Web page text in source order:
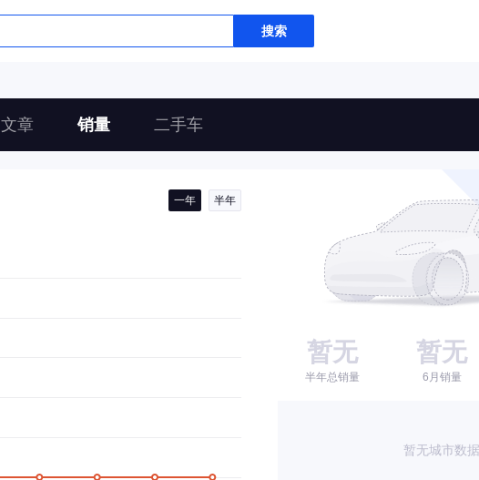
搜索
文章 销量 二手车
一年 半年
暂无
半年总销量
暂无
6月销量
暂无城市数据